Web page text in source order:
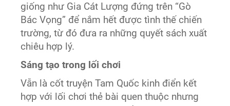
giống như Gia Cát Lượng đứng trên “Gò
Bác Vọng” để nắm hết được tình thế chiến
trường, từ đó đưa ra những quyết sách xuất
chiêu hợp lý.
Sáng tạo trong lối chơi
Vẫn là cốt truyện Tam Quốc kinh điển kết
hợp với lối chơi thẻ bài quen thuộc nhưng